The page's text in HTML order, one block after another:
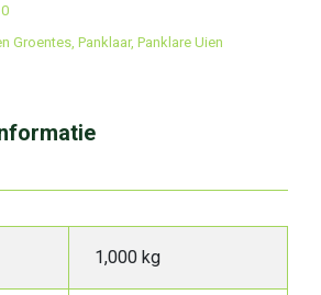
Groentes Panklaar, Panklare Uien
1,000 kg